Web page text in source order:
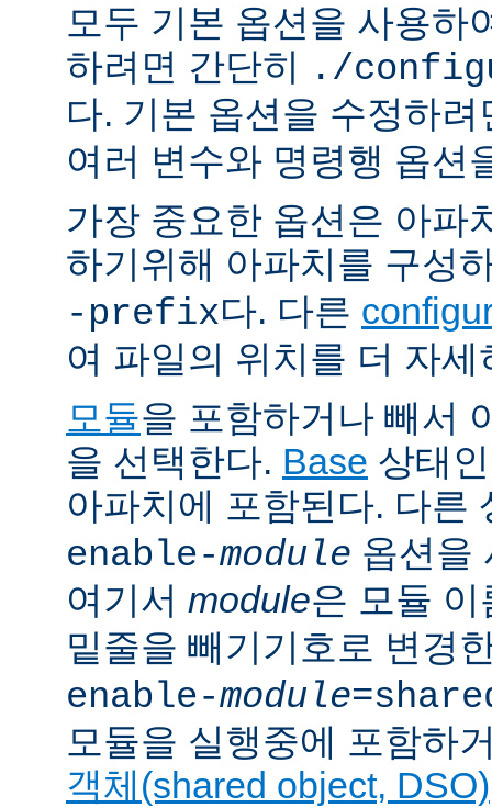
모두 기본 옵션을 사용하
하려면 간단히 ./
다. 기본 옵션을 수정하
여러 변수와 명령행 옵션
가장 중요한 옵션은 아파
하기위해 아파치를 구성
-prefix다. 다른
여 파일의 위치를 더 자
모듈을 포함하거나 빼서
을 선택한다. Base 상태
아파치에 포함된다. 다른
enable-module 옵션을
여기서 module은 모듈
밑줄을 빼기기호로 변경
enable-module
모듈을 실행중에 포함하
객체(shared object, DSO)